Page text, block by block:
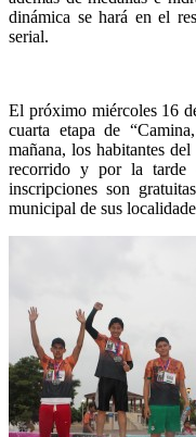
dinámica se hará en el
serial.
El próximo miércoles 16
cuarta etapa de
mañana, los habitantes
recorrido y por la tarde
inscripciones son
municipal de sus